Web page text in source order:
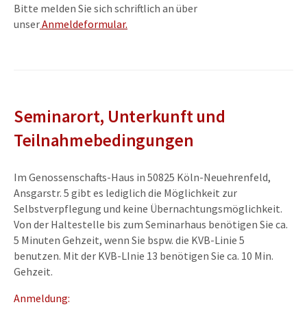
Bitte melden Sie sich schriftlich an über
unserAnmeldeformular.
Seminarort, Unterkunft und
Teilnahmebedingungen
Im Genossenschafts-Haus in 50825 Köln-Neuehrenfeld,
Ansgarstr. 5 gibt es lediglich die Möglichkeit zur
Selbstverpflegung und keine Übernachtungsmöglichkeit.
Von der Haltestelle bis zum Seminarhaus benötigen Sie ca.
5 Minuten Gehzeit, wenn Sie bspw. die KVB-Linie 5
benutzen. Mit der KVB-LInie 13 benötigen Sie ca. 10 Min.
Gehzeit.
Anmeldung: